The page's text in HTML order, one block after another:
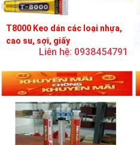
T8000 Keo dán các loại nhựa,
cao su, sợi, giấy
Liên hệ: 0938454791